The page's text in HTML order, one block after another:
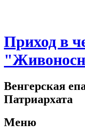
Приход в
Венгерская
Патриархата
Меню